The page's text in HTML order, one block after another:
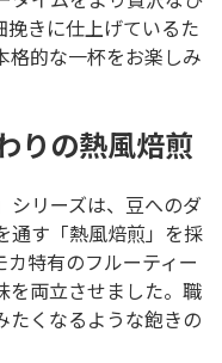
挽きに仕上げているた
格的な一杯をお楽しみ
りの熱風焙煎
シリーズは、豆へのダ
通す「熱風焙煎」を採
特有のフルーティー
を両立させました。職
たくなるような飽きの